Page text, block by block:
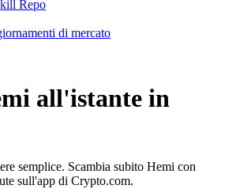
Repo
di mercato
all'istante in
semplice. Scambia subito Hemi con
sull'app di Crypto.com.